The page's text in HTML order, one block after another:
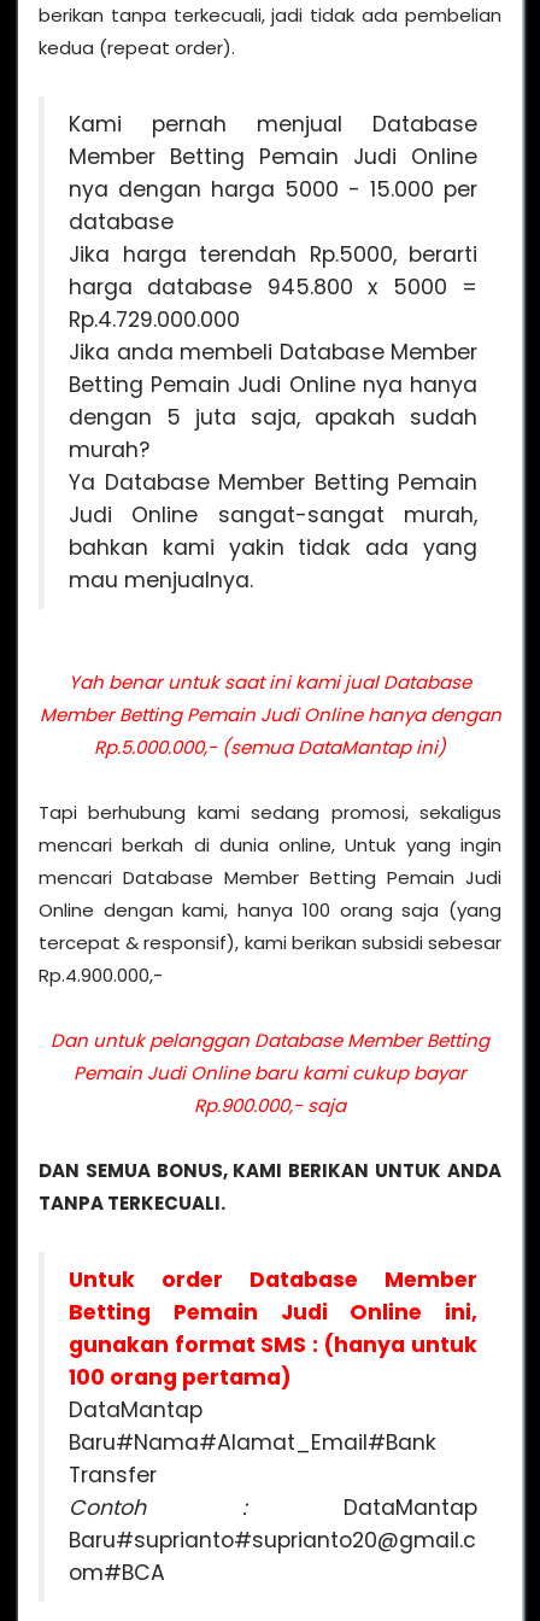
berikan tanpa terkecuali, jadi tidak ada pembelian
kedua (repeat order).
Kami pernah menjual Database
Member Betting Pemain Judi Online
nya dengan harga 5000 - 15.000 per
database
Jika harga terendah Rp.5000, berarti
harga database 945.800 x 5000 =
Rp.4.729.000.000
Jika anda membeli Database Member
Betting Pemain Judi Online nya hanya
dengan 5 juta saja, apakah sudah
murah?
Ya Database Member Betting Pemain
Judi Online sangat-sangat murah,
bahkan kami yakin tidak ada yang
mau menjualnya.
Yah benar untuk saat ini kami jual Database
Member Betting Pemain Judi Online hanya dengan
Rp.5.000.000,- (semua DataMantap ini)
Tapi berhubung kami sedang promosi, sekaligus
mencari berkah di dunia online, Untuk yang ingin
mencari Database Member Betting Pemain Judi
Online dengan kami, hanya 100 orang saja (yang
tercepat & responsif), kami berikan subsidi sebesar
Rp.4.900.000,-
Dan untuk pelanggan Database Member Betting
Pemain Judi Online baru kami cukup bayar
Rp.900.000,- saja
DAN SEMUA BONUS, KAMI BERIKAN UNTUK ANDA
TANPA TERKECUALI.
Untuk order Database Member
Betting Pemain Judi Online ini,
gunakan format SMS : (hanya untuk
100 orang pertama)
DataMantap
Baru#Nama#Alamat_Email#Bank
Transfer
Contoh :DataMantap
Baru#suprianto#suprianto20@gmail.c
om#BCA